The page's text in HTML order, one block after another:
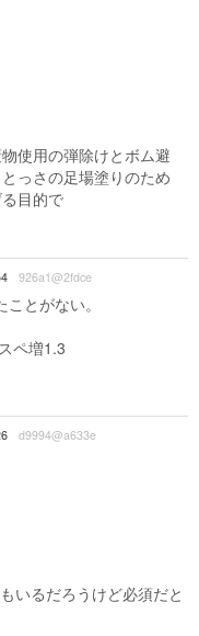
使用の弾除けとボム避
っさの足場塗りのため
目的で
926a1@2fdce
とがない。
ペ増1.3
d9994@a633e
いるだろうけど必須だと